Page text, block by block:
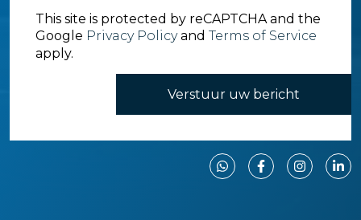
This site is protected by reCAPTCHA and the
Google Privacy Policyand Terms of Service
apply.